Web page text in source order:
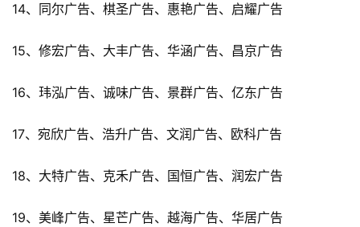
14、同尔广告、棋圣广告、惠艳广告、启耀广告
15、修宏广告、大丰广告、华涵广告、昌京广告
16、玮泓广告、诚味广告、景群广告、亿东广告
17、宛欣广告、浩升广告、文润广告、欧科广告
18、大特广告、克禾广告、国恒广告、润宏广告
19、美峰广告、星芒广告、越海广告、华居广告